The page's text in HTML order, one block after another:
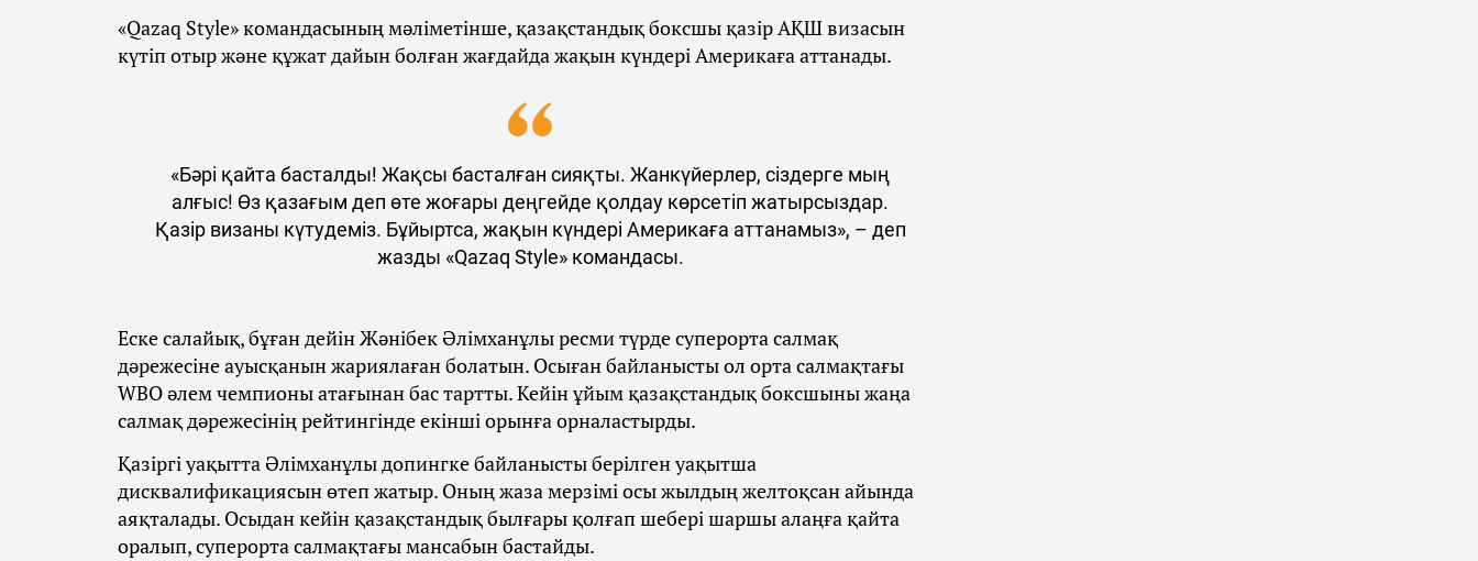
«Qazaq Style» командасының мәліметінше, қазақстандық боксшы қазір АҚШ визасын
күтіп отыр және құжат дайын болған жағдайда жақын күндері Америкаға аттанады.
«Бәрі қайта басталды! Жақсы басталған сияқты. Жанкүйерлер, сіздерге мың
алғыс! Өз қазағым деп өте жоғары деңгейде қолдау көрсетіп жатырсыздар.
Қазір визаны күтудеміз. Бұйыртса, жақын күндері Америкаға аттанамыз», – деп
жазды «Qazaq Style» командасы.
Еске салайық, бұған дейін Жәнібек Әлімханұлы ресми түрде суперорта салмақ
дәрежесіне ауысқанын жариялаған болатын. Осыған байланысты ол орта салмақтағы
WBO әлем чемпионы атағынан бас тартты. Кейін ұйым қазақстандық боксшыны жаңа
салмақ дәрежесінің рейтингінде екінші орынға орналастырды.
Қазіргі уақытта Әлімханұлы допингке байланысты берілген уақытша
дисквалификациясын өтеп жатыр. Оның жаза мерзімі осы жылдың желтоқсан айында
аяқталады. Осыдан кейін қазақстандық былғары қолғап шебері шаршы алаңға қайта
оралып, суперорта салмақтағы мансабын бастайды.